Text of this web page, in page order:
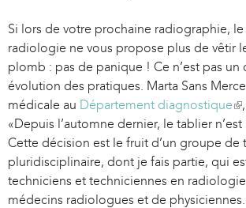
Si lors de votre prochaine radiographie,
radiologie ne vous propose plus de vêtir
plomb : pas de panique ! Ce n’est pas un
évolution des pratiques. Marta Sans
médicale au Département diagnostique(
l
i
n
k
i
«Depuis l’automne dernier, le tablier
Cette décision est le fruit d’un groupe de
pluridisciplinaire, dont je fais partie, qui
techniciens et techniciennes en
médecins radiologues et de